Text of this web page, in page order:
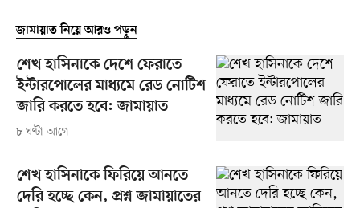
জামায়াত নিয়ে আরও পড়ুন
শেখ হাসিনাকে দেশে ফেরাতে
ইন্টারপোলের মাধ্যমে রেড নোটিশ
জারি করতে হবে: জামায়াত
৮ ঘণ্টা আগে
শেখ হাসিনাকে ফিরিয়ে আনতে
দেরি হচ্ছে কেন, প্রশ্ন জামায়াতের